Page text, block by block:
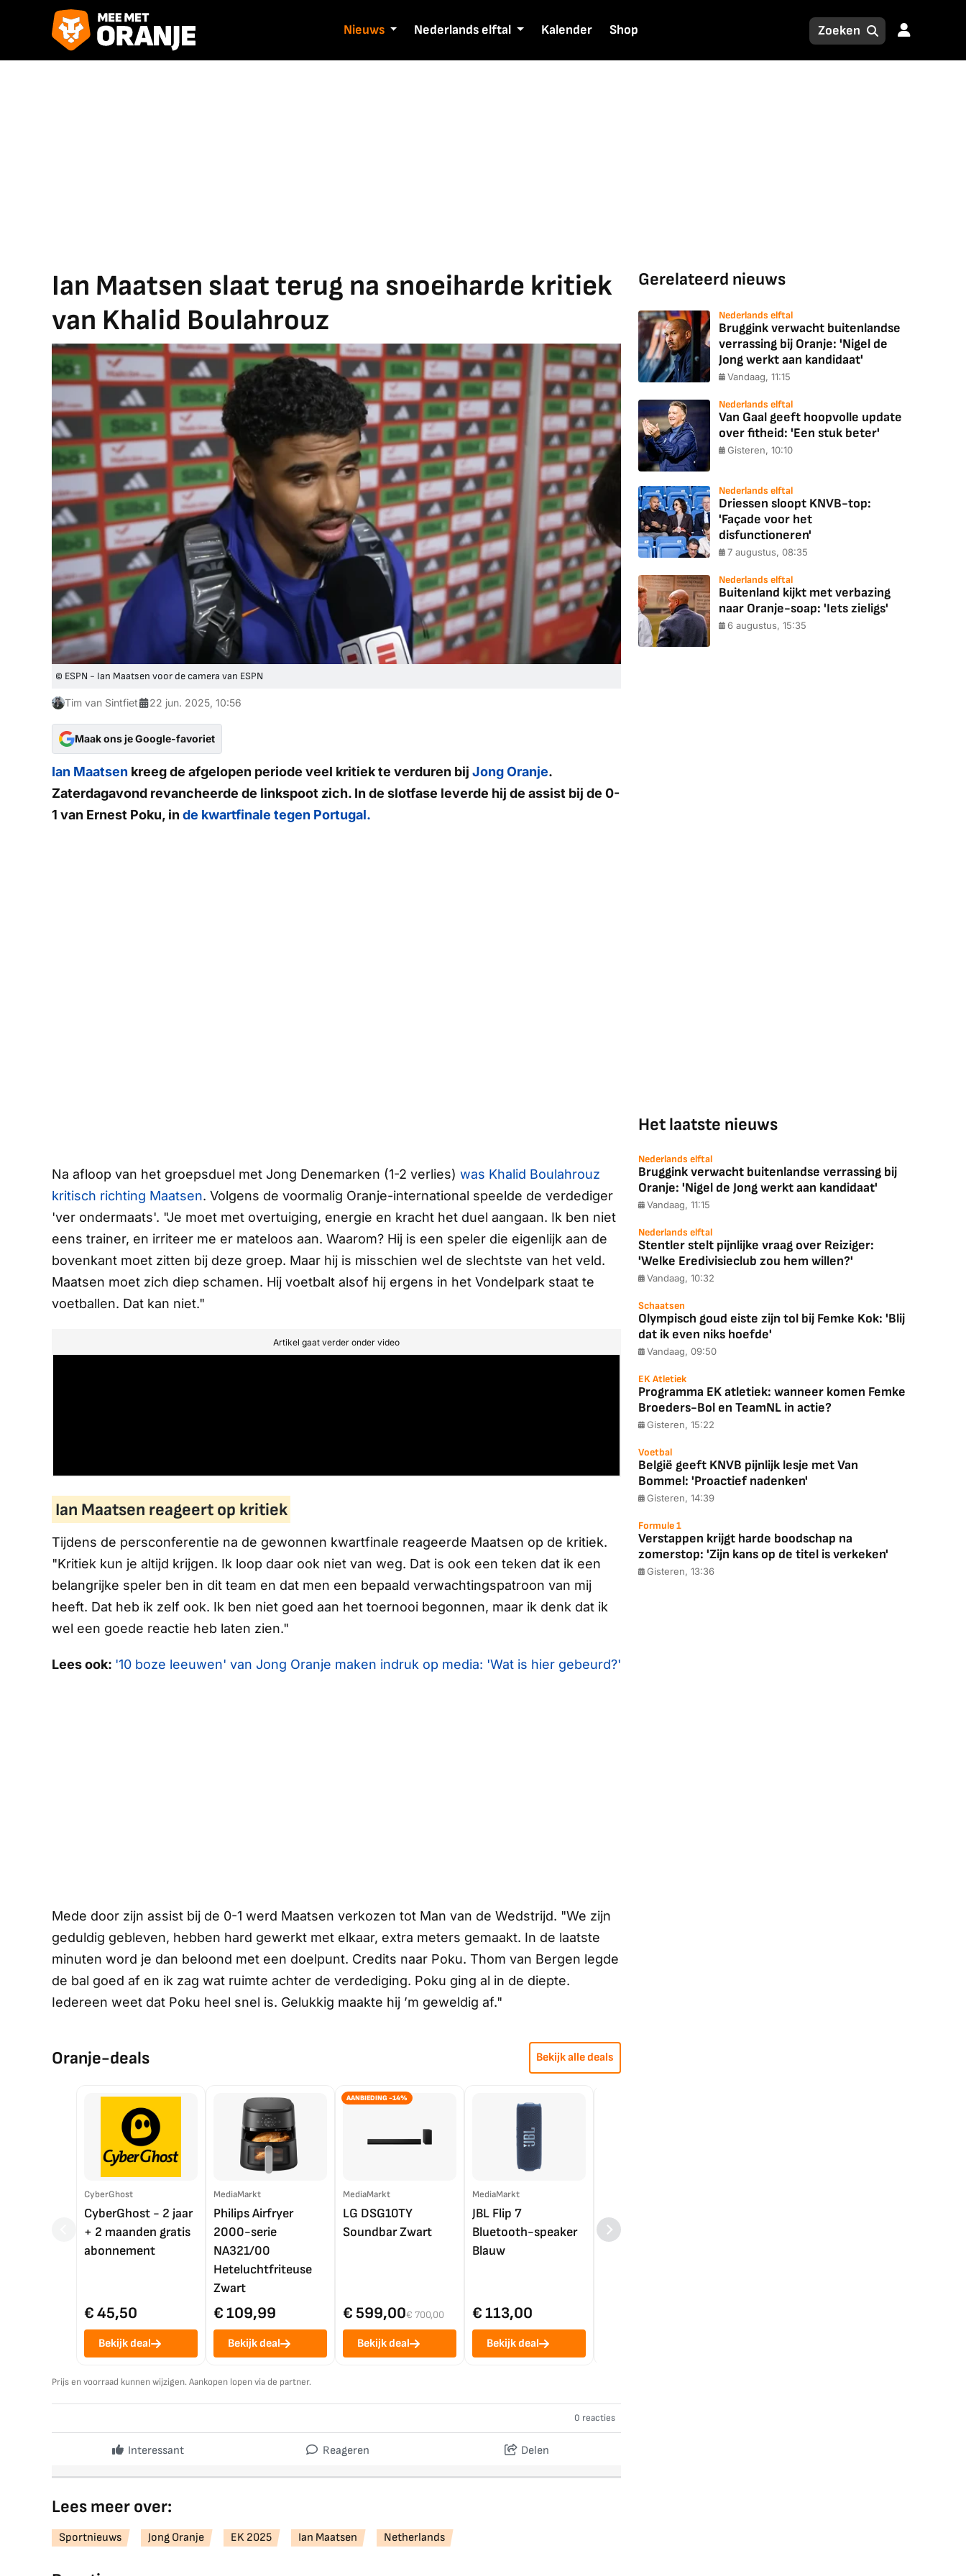
Nieuws Nederlands elftal Kalender Shop
Ian Maatsen slaat terug na snoeiharde kritiek
van Khalid Boulahrouz
© ESPN - Ian Maatsen voor de camera van ESPN
Tim van Sintfiet 22 jun. 2025, 10:56
Maak ons je Google-favoriet
Ian Maatsen kreeg de afgelopen periode veel kritiek te verduren bij Jong Oranje.
Zaterdagavond revancheerde de linkspoot zich. In de slotfase leverde hij de assist bij de 0-
1 van Ernest Poku, in de kwartfinale tegen Portugal.
Na afloop van het groepsduel met Jong Denemarken (1-2 verlies) was Khalid Boulahrouz
kritisch richting Maatsen. Volgens de voormalig Oranje-international speelde de verdediger
'ver ondermaats'. "Je moet met overtuiging, energie en kracht het duel aangaan. Ik ben niet
eens trainer, en irriteer me er mateloos aan. Waarom? Hij is een speler die eigenlijk aan de
bovenkant moet zitten bij deze groep. Maar hij is misschien wel de slechtste van het veld.
Maatsen moet zich diep schamen. Hij voetbalt alsof hij ergens in het Vondelpark staat te
voetballen. Dat kan niet."
Artikel gaat verder onder video
Ian Maatsen reageert op kritiek
Tijdens de persconferentie na de gewonnen kwartfinale reageerde Maatsen op de kritiek.
"Kritiek kun je altijd krijgen. Ik loop daar ook niet van weg. Dat is ook een teken dat ik een
belangrijke speler ben in dit team en dat men een bepaald verwachtingspatroon van mij
heeft. Dat heb ik zelf ook. Ik ben niet goed aan het toernooi begonnen, maar ik denk dat ik
wel een goede reactie heb laten zien."
Lees ook: '10 boze leeuwen' van Jong Oranje maken indruk op media: 'Wat is hier gebeurd?'
Mede door zijn assist bij de 0-1 werd Maatsen verkozen tot Man van de Wedstrijd. "We zijn
geduldig gebleven, hebben hard gewerkt met elkaar, extra meters gemaakt. In de laatste
minuten word je dan beloond met een doelpunt. Credits naar Poku. Thom van Bergen legde
de bal goed af en ik zag wat ruimte achter de verdediging. Poku ging al in de diepte.
Iedereen weet dat Poku heel snel is. Gelukkig maakte hij ’m geweldig af."
Oranje-deals Bekijk alle deals
CyberGhost
CyberGhost - 2 jaar
+ 2 maanden gratis
abonnement
€ 45,50
Bekijk deal
MediaMarkt
Philips Airfryer
2000-serie
NA321/00
Heteluchtfriteuse
Zwart
€ 109,99
Bekijk deal
AANBIEDING -14%
MediaMarkt
LG DSG10TY
Soundbar Zwart
€ 599,00€ 700,00
Bekijk deal
MediaMarkt
JBL Flip 7
Bluetooth-speaker
Blauw
€ 113,00
Bekijk deal
LG OLED55C56LB
4K TV (2025)
Prijs en voorraad kunnen wijzigen. Aankopen lopen via de partner.
0 reacties
Interessant Reageren Delen
Lees meer over:
Sportnieuws Jong Oranje EK 2025 Ian Maatsen Netherlands
Gerelateerd nieuws
Nederlands elftal
Bruggink verwacht buitenlandse
verrassing bij Oranje: 'Nigel de
Jong werkt aan kandidaat'
Vandaag, 11:15
Nederlands elftal
Van Gaal geeft hoopvolle update
over fitheid: 'Een stuk beter'
Gisteren, 10:10
Nederlands elftal
Driessen sloopt KNVB-top:
'Façade voor het
disfunctioneren'
7 augustus, 08:35
Nederlands elftal
Buitenland kijkt met verbazing
naar Oranje-soap: 'Iets zieligs'
6 augustus, 15:35
Het laatste nieuws
Nederlands elftal
Bruggink verwacht buitenlandse verrassing bij
Oranje: 'Nigel de Jong werkt aan kandidaat'
Vandaag, 11:15
Nederlands elftal
Stentler stelt pijnlijke vraag over Reiziger:
'Welke Eredivisieclub zou hem willen?'
Vandaag, 10:32
Schaatsen
Olympisch goud eiste zijn tol bij Femke Kok: 'Blij
dat ik even niks hoefde'
Vandaag, 09:50
EK Atletiek
Programma EK atletiek: wanneer komen Femke
Broeders-Bol en TeamNL in actie?
Gisteren, 15:22
Voetbal
België geeft KNVB pijnlijk lesje met Van
Bommel: 'Proactief nadenken'
Gisteren, 14:39
Formule 1
Verstappen krijgt harde boodschap na
zomerstop: 'Zijn kans op de titel is verkeken'
Gisteren, 13:36